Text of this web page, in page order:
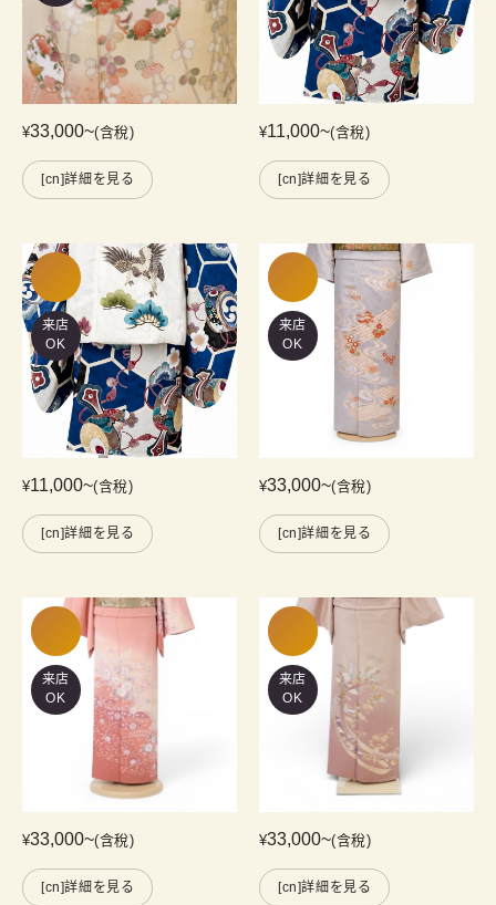
¥33,000~(含稅)
[cn]詳細を見る
¥11,000~(含稅)
[cn]詳細を見る
来店
OK
¥11,000~(含稅)
[cn]詳細を見る
来店
OK
¥33,000~(含稅)
[cn]詳細を見る
来店
OK
¥33,000~(含稅)
[cn]詳細を見る
来店
OK
¥33,000~(含稅)
[cn]詳細を見る